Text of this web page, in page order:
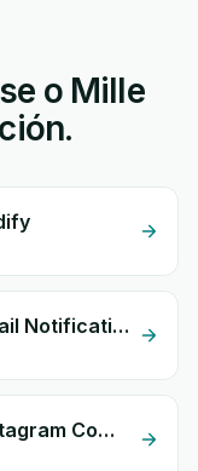
o Mille
Eagle Expresse + Email Notifications by eGrow
Eagle Expresse + Instagram Comment